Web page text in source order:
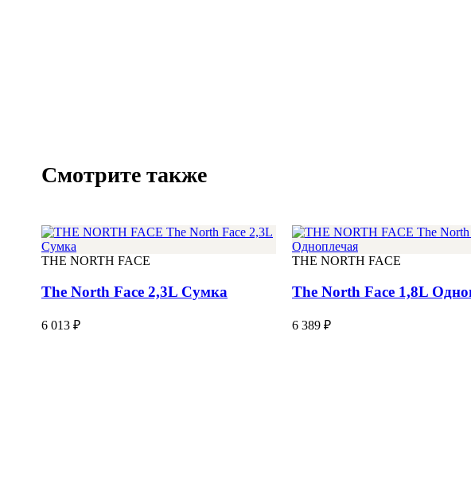
Смотрите также
THE NORTH FACE
The North Face 2,3L Сумка
6 013 ₽
THE NORTH FACE
The North Face 1,8L
6 389 ₽